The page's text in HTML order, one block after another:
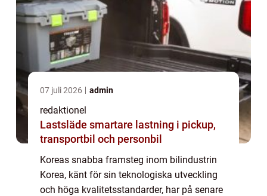
07 juli 2026 admin
redaktionel
Lastsläde smartare lastning i pickup,
transportbil och personbil
Koreas snabba framsteg inom bilindustrin
Korea, känt för sin teknologiska utveckling
och höga kvalitetsstandarder, har på senare